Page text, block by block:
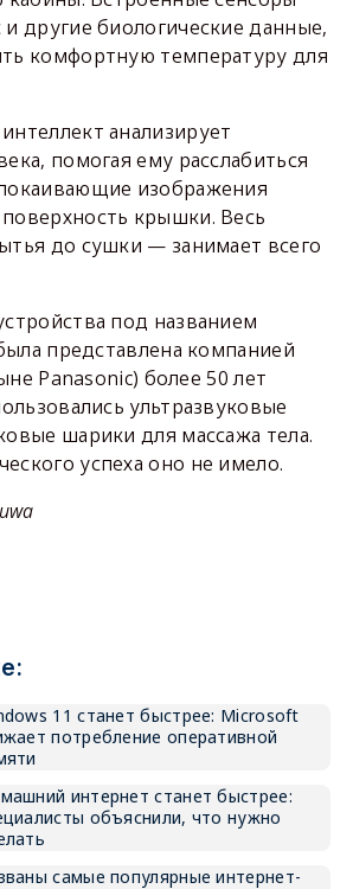
другие биологические данные,
комфортную температуру для
анализирует
помогая ему расслабиться
изображения
крышки. Весь
до сушки — занимает всего
под названием
представлена компанией
Panasonic) более 50 лет
ультразвуковые
шарики для массажа тела.
успеха оно не имело.
11 станет быстрее: Microsoft
потребление оперативной
интернет станет быстрее:
объяснили, что нужно
самые популярные интернет-